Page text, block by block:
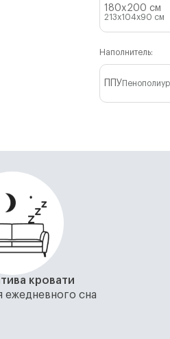
180x200 см
213x104x90 см
Наполнитель:
ППУ
кровати
ежедневного сна